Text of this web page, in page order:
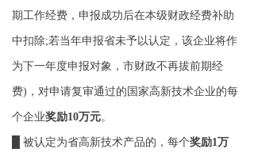
期工作经费，申报成功后在本级财政经费补助
中扣除;若当年申报省未予以认定，该企业将作
为下一年度申报对象，市财政不再拔前期经
费)，对申请复审通过的国家高新技术企业的每
个企业奖励10万元。
█ 被认定为省高新技术产品的，每个奖励1万